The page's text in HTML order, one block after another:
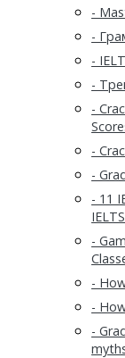
-
-
-
-
-
-
-
- 11
-
-
-
-